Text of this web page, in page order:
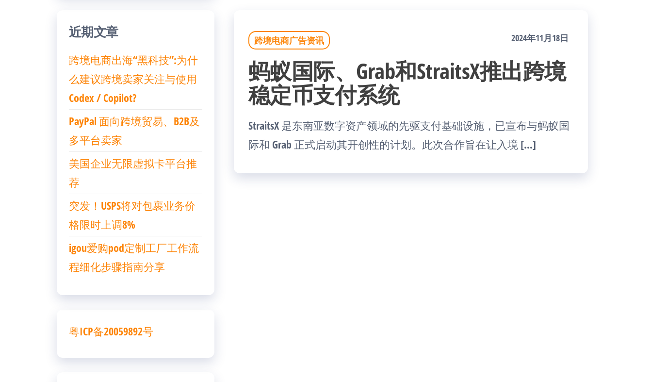
跨境电商广告资讯 2024年11月18日
蚂蚁国际、Grab和StraitsX推出跨境
稳定币支付系统
StraitsX 是东南亚数字资产领域的先驱支付基础设施，已宣布与蚂蚁国
际和 Grab 正式启动其开创性的计划。此次合作旨在让入境 […]
近期文章
跨境电商出海“黑科技”:为什
么建议跨境卖家关注与使用
Codex / Copilot?
PayPal 面向跨境贸易、B2B及
多平台卖家
美国企业无限虚拟卡平台推
荐
突发！USPS将对包裹业务价
格限时上调8%
igou爱购pod定制工厂工作流
程细化步骤指南分享
粤ICP备20059892号